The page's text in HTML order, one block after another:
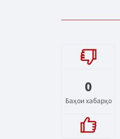
0
Баҳои хабарҳо